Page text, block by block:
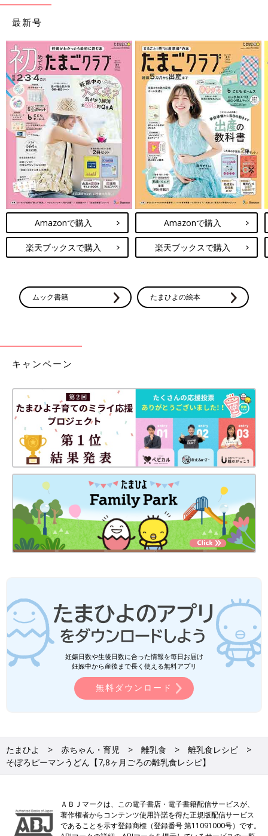
最新号
Amazonで購入
楽天ブックスで購入
Amazonで購入
楽天ブックスで購入
ムック書籍 たまひよの絵本
キャンペーン
妊娠日数や生後日数に合った情報を毎日お届け
妊娠中から産後まで長く使える無料アプリ
無料ダウンロード
たまひよ 赤ちゃん・育児 離乳食
離乳食レシピ
そぼろピーマンうどん【7,8ヶ月ごろの離乳食レシピ】
ＡＢＪマークは、この電子書店・電子書籍配信サービスが、
著作権者からコンテンツ使用許諾を得た正規版配信サービス
であることを示す登録商標（登録番号 第11091000号）です。